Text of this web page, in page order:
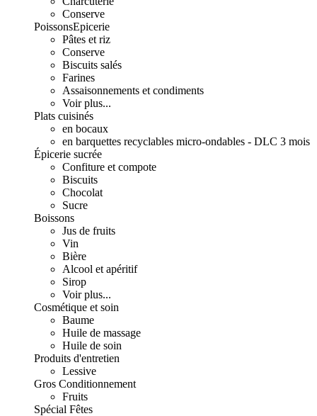
Conserve
PoissonsEpicerie
Pâtes et riz
Conserve
Biscuits salés
Farines
Assaisonnements et condiments
Voir plus...
Plats cuisinés
en bocaux
en barquettes recyclables micro-ondables - DLC 3 mois
Épicerie sucrée
Confiture et compote
Biscuits
Chocolat
Sucre
Boissons
Jus de fruits
Vin
Bière
Alcool et apéritif
Sirop
Voir plus...
Cosmétique et soin
Baume
Huile de massage
Huile de soin
Produits d'entretien
Lessive
Gros Conditionnement
Fruits
Spécial Fêtes